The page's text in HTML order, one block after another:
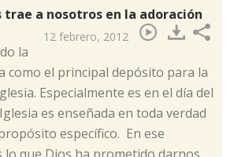
trae a nosotros en la adoración
12 febrero, 2012
la
como el principal depósito para la
Especialmente es en el día del
es enseñada en toda verdad
específico. En ese